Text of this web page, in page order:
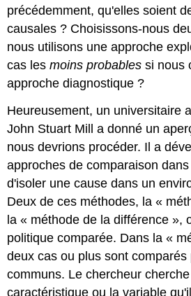
précédemment, qu'elles soient
causales ? Choisissons-nous
nous utilisons une approche
cas lesmoins probables si nous
approche diagnostique ?
Heureusement, un universitaire
John Stuart Mill a donné un
nous devrions procéder. Il a
approches de comparaison
d'isoler une cause dans un
Deux de ces méthodes, la «
la « méthode de la différence »,
politique comparée. Dans la «
deux cas ou plus sont
communs. Le chercheur
caractéristique ou la variable